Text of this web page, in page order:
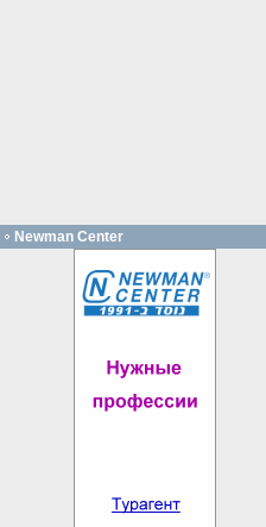
Newman Center